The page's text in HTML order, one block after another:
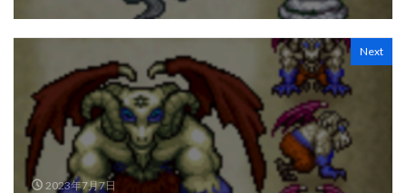
Next
2023年7月7日